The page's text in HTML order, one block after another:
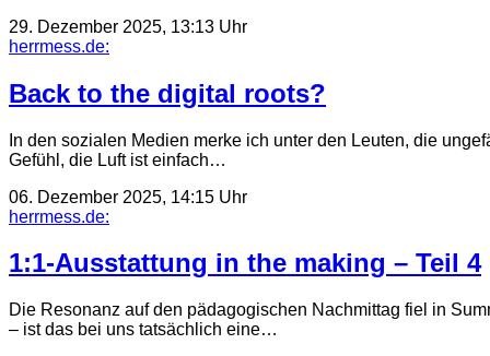
29. Dezember 2025, 13:13 Uhr
herrmess.de:
Back to the digital roots?
In den sozialen Medien merke ich unter den Leuten, die
Gefühl, die Luft ist einfach…
06. Dezember 2025, 14:15 Uhr
herrmess.de:
1:1-Ausstattung in the making – Teil 4
Die Resonanz auf den pädagogischen Nachmittag fiel in
– ist das bei uns tatsächlich eine…